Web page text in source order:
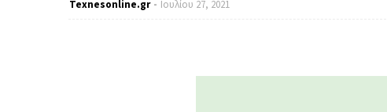
Texnesοnline.gr Ιουλίου 27, 2021